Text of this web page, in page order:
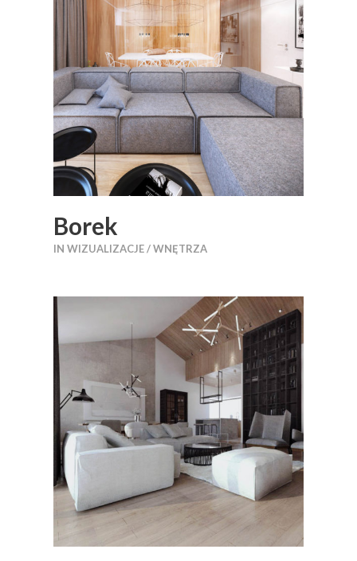
Borek
IN WIZUALIZACJE / WNĘTRZA